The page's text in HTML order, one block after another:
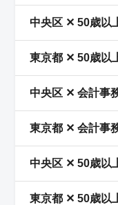
中央区 ✕ 50歳以
東京都 ✕ 50歳以
中央区 ✕ 会計事
東京都 ✕ 会計事
中央区 ✕ 50歳以
東京都 ✕ 50歳以